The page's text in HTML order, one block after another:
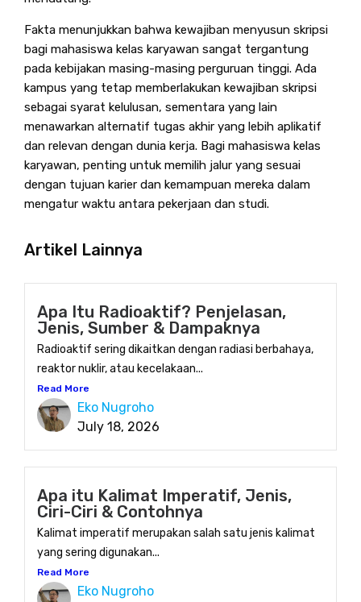
Fakta menunjukkan bahwa kewajiban menyusun skripsi
bagi mahasiswa kelas karyawan sangat tergantung
pada kebijakan masing-masing perguruan tinggi. Ada
kampus yang tetap memberlakukan kewajiban skripsi
sebagai syarat kelulusan, sementara yang lain
menawarkan alternatif tugas akhir yang lebih aplikatif
dan relevan dengan dunia kerja. Bagi mahasiswa kelas
karyawan, penting untuk memilih jalur yang sesuai
dengan tujuan karier dan kemampuan mereka dalam
mengatur waktu antara pekerjaan dan studi.
Artikel Lainnya
Apa Itu Radioaktif? Penjelasan,
Jenis, Sumber & Dampaknya
Radioaktif sering dikaitkan dengan radiasi berbahaya,
reaktor nuklir, atau kecelakaan...
Read More
Eko Nugroho
July 18, 2026
Apa itu Kalimat Imperatif, Jenis,
Ciri-Ciri & Contohnya
Kalimat imperatif merupakan salah satu jenis kalimat
yang sering digunakan...
Read More
Eko Nugroho